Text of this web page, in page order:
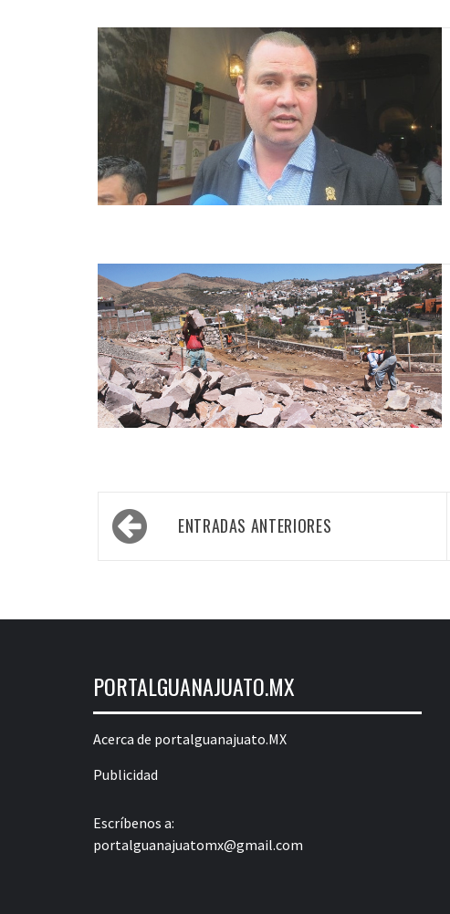
Navegación
de ENTRADAS ANTERIORES
PORTALGUANAJUATO.MX
Acerca de portalguanajuato.MX
Publicidad
Escríbenos a:
portalguanajuatomx@gmail.com